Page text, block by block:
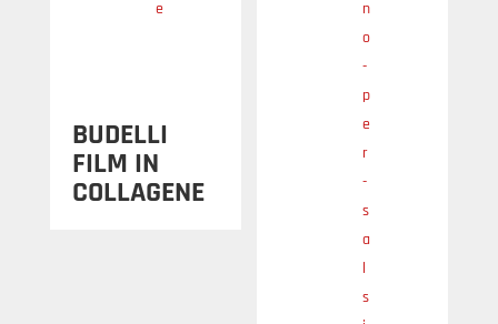
BUDELLI
FILM IN
COLLAGENE